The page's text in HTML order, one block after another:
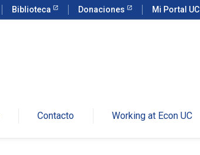
Biblioteca Donaciones Mi Portal UC
Contacto Working at Econ UC